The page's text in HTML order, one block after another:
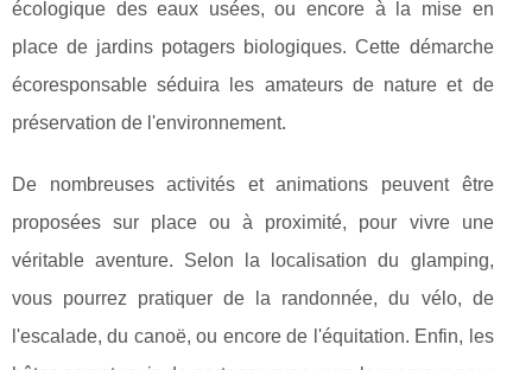
écologique des eaux usées, ou encore à la mise en
place de jardins potagers biologiques. Cette démarche
écoresponsable séduira les amateurs de nature et de
préservation de l'environnement.
De nombreuses activités et animations peuvent être
proposées sur place ou à proximité, pour vivre une
véritable aventure. Selon la localisation du glamping,
vous pourrez pratiquer de la randonnée, du vélo, de
l'escalade, du canoë, ou encore de l'équitation. Enfin, les